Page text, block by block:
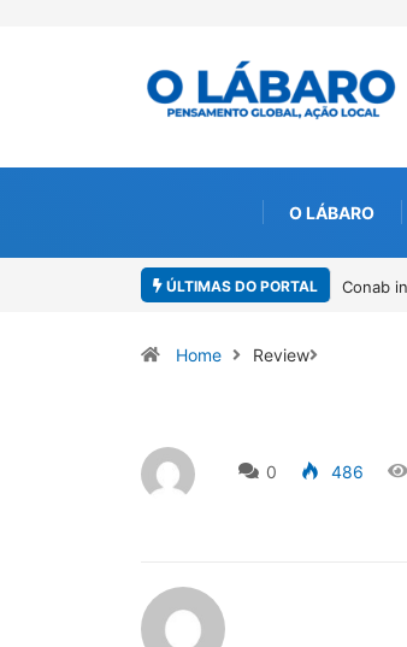
O LÁBARO
ÚLTIMAS DO PORTAL Conab
Home Review
0 486